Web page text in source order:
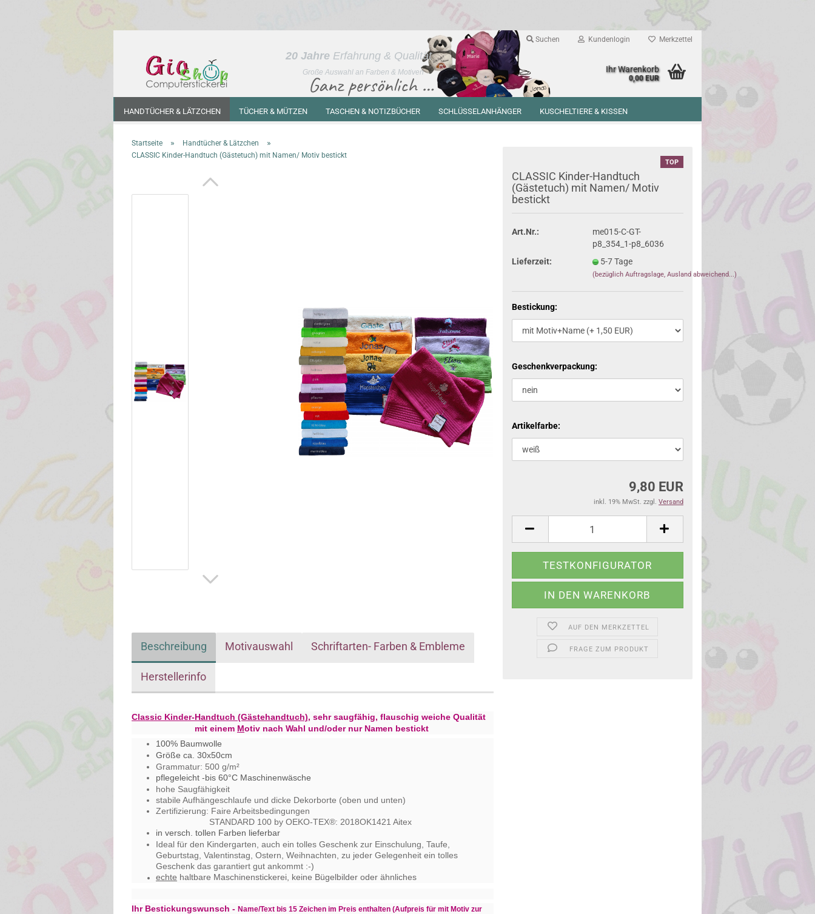
Suchen Kundenlogin
Passwort vergessen?
Merkzettel
20 Jahre Erfahrung & Qualität
Große Auswahl an Farben & Motiven
.
Ihr Warenkorb
0,00 EUR
HANDTÜCHER & LÄTZCHEN TÜCHER & MÜTZEN TASCHEN & NOTIZBÜCHER SCHLÜSSELANHÄNGER KUSCHELTIERE & KISSEN
Startseite » Handtücher & Lätzchen »
CLASSIC Kinder-Handtuch (Gästetuch) mit Namen/ Motiv bestickt
TOP
CLASSIC Kinder-Handtuch
(Gästetuch) mit Namen/ Motiv
bestickt
Art.Nr.:
me015-C-GT-
p8_354_1-p8_6036
Lieferzeit:
5-7 Tage
(bezüglich Auftragslage, Ausland abweichend...)
Bestickung:
Geschenkverpackung:
Artikelfarbe:
9,80 EUR
inkl. 19% MwSt. zzgl. Versand
TESTKONFIGURATOR
AUF DEN MERKZETTEL
FRAGE ZUM PRODUKT
Beschreibung Motivauswahl Schriftarten- Farben & Embleme
Herstellerinfo
Classic Kinder-Handtuch (Gästehandtuch), sehr saugfähig, flauschig weiche Qualität
mit einem Motiv nach Wahl und/oder nur Namen bestickt
100% Baumwolle
Größe ca. 30x50cm
Grammatur: 500 g/m²
pflegeleicht -bis 60°C Maschinenwäsche
hohe Saugfähigkeit
stabile Aufhängeschlaufe und dicke Dekorborte (oben und unten)
Zertifizierung: Faire Arbeitsbedingungen
STANDARD 100 by OEKO-TEX®: 2018OK1421 Aitex
in versch. tollen Farben lieferbar
Ideal für den Kindergarten, auch ein tolles Geschenk zur Einschulung, Taufe,
Geburtstag, Valentinstag, Ostern, Weihnachten, zu jeder Gelegenheit ein tolles
Geschenk das garantiert gut ankommt :-)
echte haltbare Maschinenstickerei,​ keine Bügelbilder oder ähnliches
Ihr Bestickungswunsch - Name/Text bis 15 Zeichen im Preis enthalten (Aufpreis für mit Motiv zur